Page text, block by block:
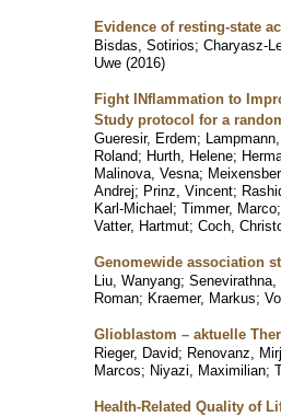
Evidence of resting-state
Bisdas, Sotirios; Charyasz-
Uwe (2016)
Fight INflammation to
Study protocol for a
Gueresir, Erdem;
Roland; Hurth, Helene;
Malinova, Vesna;
Andrej; Prinz, Vincent;
Karl-Michael; Timmer, Marco
Vatter, Hartmut; Coch,
Genomewide association
Liu, Wanyang;
Roman; Kraemer, Markus;
Glioblastom – aktuelle
Rieger, David; Renovanz,
Marcos; Niyazi, Maximilian;
Health-Related Quality of